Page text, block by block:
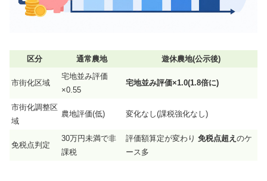
区分 通常農地 遊休農地(公示後)
市街化区域
宅地並み評価
×0.55
宅地並み評価×1.0(1.8倍に)
市街化調整区
域
農地評価(低) 変化なし(課税強化なし)
免税点判定
30万円未満で非
課税
評価額算定が変わり 免税点超え のケ
ース多